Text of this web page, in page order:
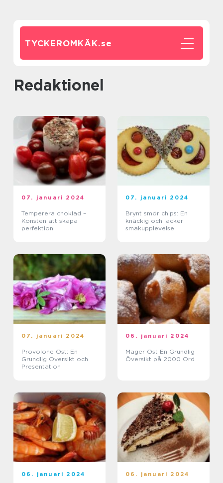
TYCKEROMKÄK.se
redaktionel
07. januari 2024
Temperera choklad –
Konsten att skapa
perfektion
07. januari 2024
Brynt smör chips: En
knäckig och läcker
smakupplevelse
07. januari 2024
Provolone Ost: En
Grundlig Översikt och
Presentation
06. januari 2024
Mager Ost En Grundlig
Översikt på 2000 Ord
06. januari 2024 06. januari 2024